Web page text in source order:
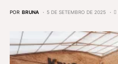
POR BRUNA 5 DE SETEMBRO DE 2025